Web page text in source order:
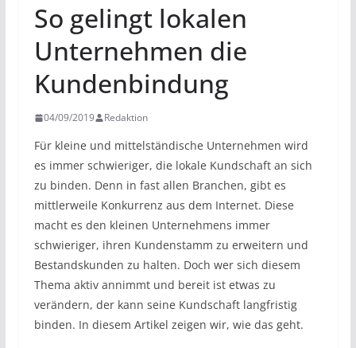
So gelingt lokalen
Unternehmen die
Kundenbindung
04/09/2019 Redaktion
Für kleine und mittelständische Unternehmen wird
es immer schwieriger, die lokale Kundschaft an sich
zu binden. Denn in fast allen Branchen, gibt es
mittlerweile Konkurrenz aus dem Internet. Diese
macht es den kleinen Unternehmens immer
schwieriger, ihren Kundenstamm zu erweitern und
Bestandskunden zu halten. Doch wer sich diesem
Thema aktiv annimmt und bereit ist etwas zu
verändern, der kann seine Kundschaft langfristig
binden. In diesem Artikel zeigen wir, wie das geht.